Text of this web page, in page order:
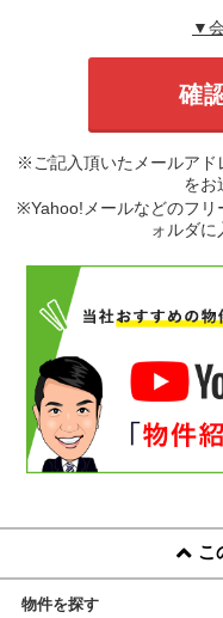
▼
※ご記入頂いたメールアド
をお
※Yahoo!メールなどのフリ
ォルダに
こ
物件を探す